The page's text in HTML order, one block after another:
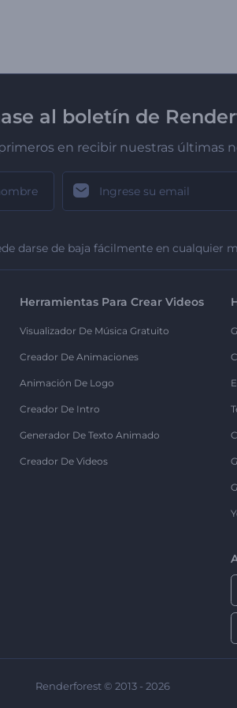
al boletín de
en recibir nuestras últimas
darse de baja fácilmente en cualquier
Herramientas Para Crear Videos
Visualizador De Música Gratuito
Creador De Animaciones
Animación De Logo
Creador De Intro
Generador De Texto Animado
Creador De Videos
Renderforest © 2013 - 2026